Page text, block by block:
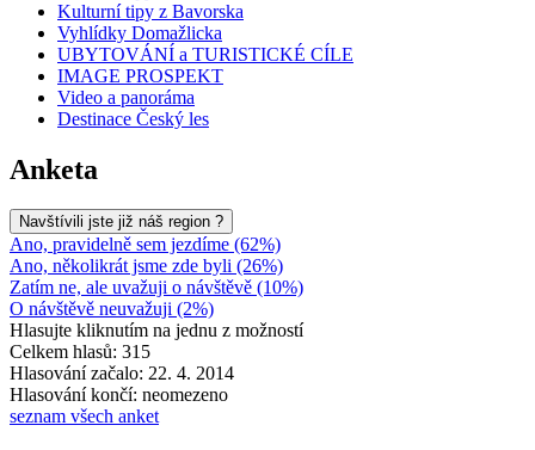
Kulturní tipy z Bavorska
Vyhlídky Domažlicka
UBYTOVÁNÍ a TURISTICKÉ CÍLE
IMAGE PROSPEKT
Video a panoráma
Destinace Český les
Anketa
Navštívili jste již náš region ?
Ano, pravidelně sem jezdíme (62%)
Ano, několikrát jsme zde byli (26%)
Zatím ne, ale uvažuji o návštěvě (10%)
O návštěvě neuvažuji (2%)
Hlasujte kliknutím na jednu z možností
Celkem hlasů: 315
Hlasování začalo: 22. 4. 2014
Hlasování končí: neomezeno
seznam všech anket